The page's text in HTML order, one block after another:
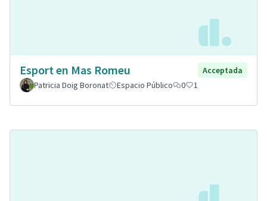
Esport en Mas Romeu
Acceptada
Patricia Doig Boronat
Espacio Público 0 1